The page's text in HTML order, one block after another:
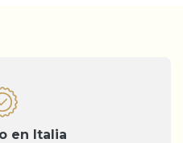
en Italia